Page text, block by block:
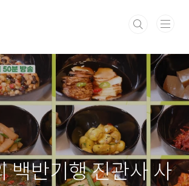
백반기행 진관사 사